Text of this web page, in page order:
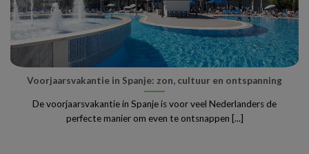
Voorjaarsvakantie in Spanje: zon, cultuur en ontspanning
De voorjaarsvakantie in Spanje is voor veel Nederlanders de
perfecte manier om even te ontsnappen [...]